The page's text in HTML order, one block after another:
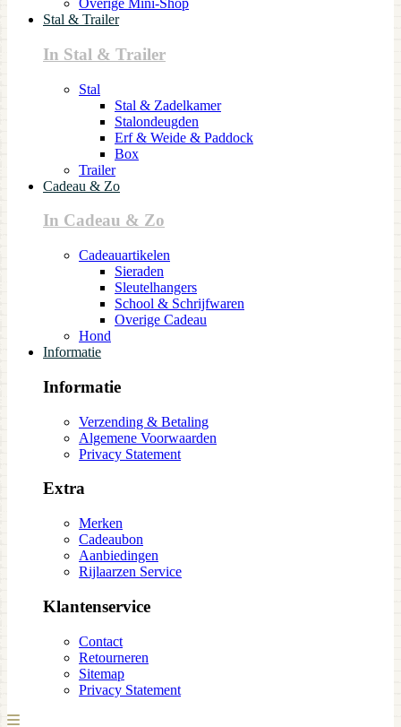
Overige Mini-Shop
Stal & Trailer
In Stal & Trailer
Stal
Stal & Zadelkamer
Stalondeugden
Erf & Weide & Paddock
Box
Trailer
Cadeau & Zo
In Cadeau & Zo
Cadeauartikelen
Sieraden
Sleutelhangers
School & Schrijfwaren
Overige Cadeau
Hond
Informatie
Informatie
Verzending & Betaling
Algemene Voorwaarden
Privacy Statement
Extra
Merken
Cadeaubon
Aanbiedingen
Rijlaarzen Service
Klantenservice
Contact
Retourneren
Sitemap
Privacy Statement